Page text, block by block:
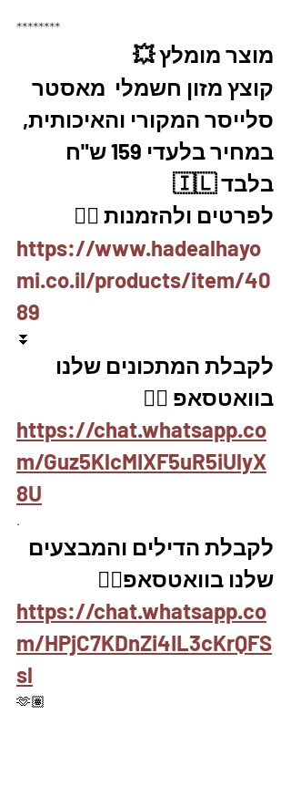
********
מוצר מומלץ 💥
קוצץ מזון חשמלי  מאסטר
סלייסר המקורי והאיכותית,
במחיר בלעדי 159 ש"ח
בלבד 🇮🇱
לפרטים ולהזמנות 👇🏼
https://www.hadealhayo
mi.co.il/products/item/40
89
⏬
לקבלת המתכונים שלנו
בוואטסאפ 👇🏽
https://chat.whatsapp.co
m/Guz5KlcMIXF5uR5iUlyX
8U
.
לקבלת הדילים והמבצעים
שלנו בוואטסאפ👇🏽
https://chat.whatsapp.co
m/HPjC7KDnZi4IL3cKrQFS
sl
🫶🏽